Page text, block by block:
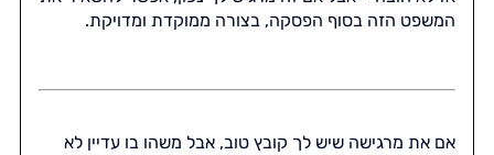
המשפט הזה בסוף הפסקה, בצורה ממוקדת ומדויקת.
אם את מרגישה שיש לך קובץ טוב, אבל משהו בו עדיין לא